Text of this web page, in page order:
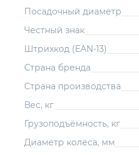
Посадочный диаметр
Честный знак
Штрихкод (EAN-13)
Страна бренда
Страна производства
Вес, кг
Грузоподъёмность, кг
Диаметр колеса, мм